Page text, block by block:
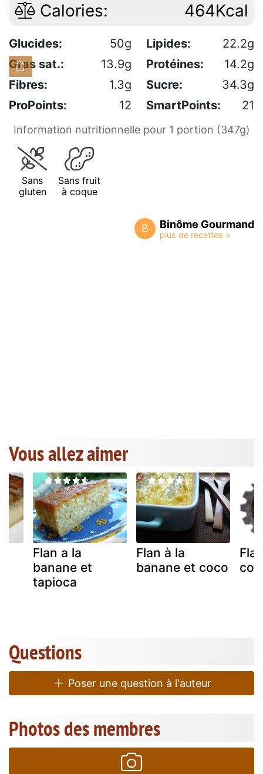
Calories: 464Kcal
Glucides: 50g Lipides:
22.2g
Gras sat.:
13.9g Protéines:
14.2g
Fibres:
1.3g Sucre:
34.3g
ProPoints:
12 SmartPoints: 21
Information nutritionnelle pour 1 portion (347g)
Sans
gluten
Sans fruit
à coque
B Binôme Gourmand
Vous allez aimer
Flan a la
banane et
tapioca
Flan à la
banane et coco
Questions
Poser une question à l'auteur
Photos des membres